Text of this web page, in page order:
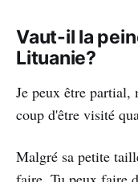
Vaut-il la
Lituanie?
Je peux être
coup d'être visité
Malgré sa petite